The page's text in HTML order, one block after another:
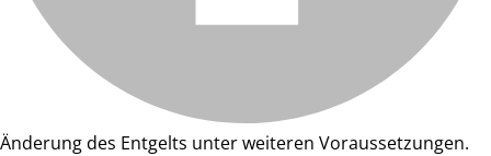
Änderung des Entgelts unter weiteren Voraussetzungen.